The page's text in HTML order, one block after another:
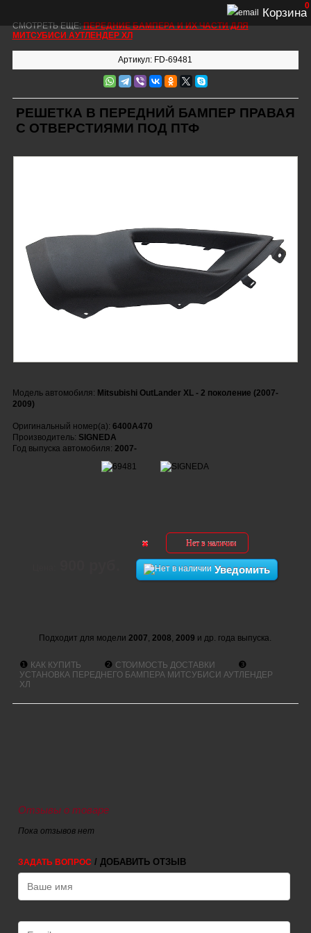
СМОТРЕТЬ ЕЩЕ:ПЕРЕДНИЕ БАМПЕРА И ИХ ЧАСТИ ДЛЯ
МИТСУБИСИ АУТЛЕНДЕР XЛ
Артикул: FD-69481
РЕШЕТКА В ПЕРЕДНИЙ БАМПЕР ПРАВАЯ
С ОТВЕРСТИЯМИ ПОД ПТФ
Модель автомобиля: Mitsubishi OutLander XL - 2 поколение (2007-
2009)
Оригинальный номер(а): 6400A470
Производитель: SIGNEDA
Год выпуска автомобиля: 2007-
Нет в наличии
Уведомить
Подходит для модели 2007 2008 2009 и др. года выпуска.
❶ КАК КУПИТЬ ❷ СТОИМОСТЬ ДОСТАВКИ ❸
УСТАНОВКА ПЕРЕДНЕГО БАМПЕРА МИТСУБИСИ АУТЛЕНДЕР
XЛ
Отзывы о товаре
Пока отзывов нет
ЗАДАТЬ ВОПРОС / ДОБАВИТЬ ОТЗЫВ
Корзина
0